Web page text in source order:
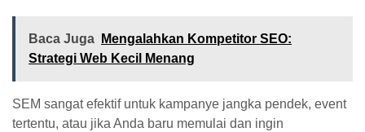
Baca Juga
Mengalahkan Kompetitor SEO:
Strategi Web Kecil Menang
SEM sangat efektif untuk kampanye jangka pendek, event
tertentu, atau jika Anda baru memulai dan ingin